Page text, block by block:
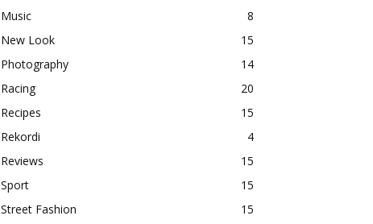
Music
8
New Look
15
Photography
14
Racing
20
Recipes
15
Rekordi
4
Reviews
15
Sport
15
Street Fashion
15